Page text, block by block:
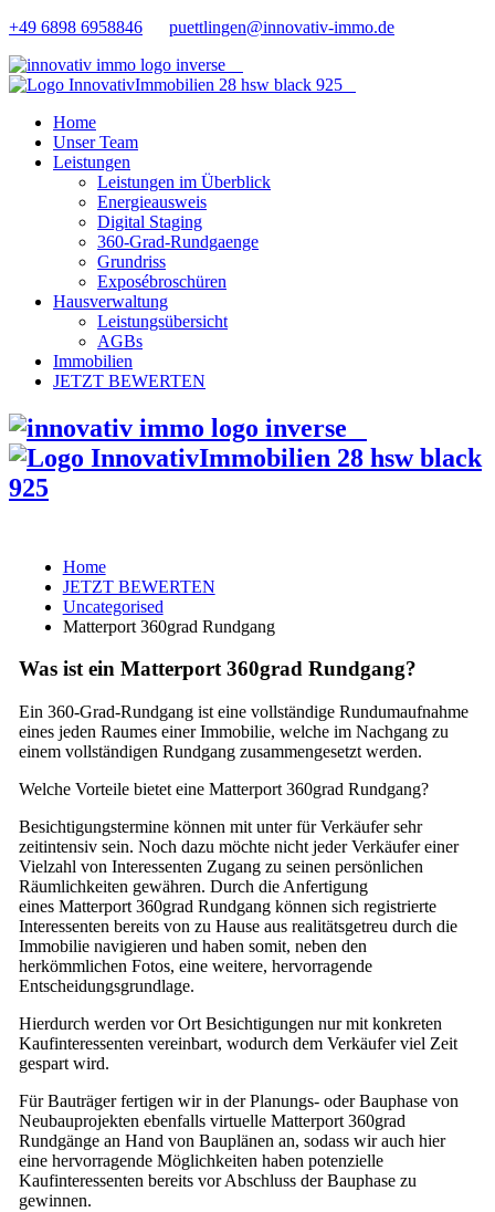
+49 6898 6958846 puettlingen@innovativ-immo.de
Home
Unser Team
Leistungen
Leistungen im Überblick
Energieausweis
Digital Staging
360-Grad-Rundgaenge
Grundriss
Exposébroschüren
Hausverwaltung
Leistungsübersicht
AGBs
Immobilien
JETZT BEWERTEN
Home
JETZT BEWERTEN
Uncategorised
Matterport 360grad Rundgang
Was ist ein Matterport 360grad Rundgang?
Ein 360-Grad-Rundgang ist eine vollständige Rundumaufnahme
eines jeden Raumes einer Immobilie, welche im Nachgang zu
einem vollständigen Rundgang zusammengesetzt werden.
Welche Vorteile bietet eine Matterport 360grad Rundgang?
Besichtigungstermine können mit unter für Verkäufer sehr
zeitintensiv sein. Noch dazu möchte nicht jeder Verkäufer einer
Vielzahl von Interessenten Zugang zu seinen persönlichen
Räumlichkeiten gewähren. Durch die Anfertigung
eines Matterport 360grad Rundgang können sich registrierte
Interessenten bereits von zu Hause aus realitätsgetreu durch die
Immobilie navigieren und haben somit, neben den
herkömmlichen Fotos, eine weitere, hervorragende
Entscheidungsgrundlage.
Hierdurch werden vor Ort Besichtigungen nur mit konkreten
Kaufinteressenten vereinbart, wodurch dem Verkäufer viel Zeit
gespart wird.
Für Bauträger fertigen wir in der Planungs- oder Bauphase von
Neubauprojekten ebenfalls virtuelle Matterport 360grad
Rundgänge an Hand von Bauplänen an, sodass wir auch hier
eine hervorragende Möglichkeiten haben potenzielle
Kaufinteressenten bereits vor Abschluss der Bauphase zu
gewinnen.